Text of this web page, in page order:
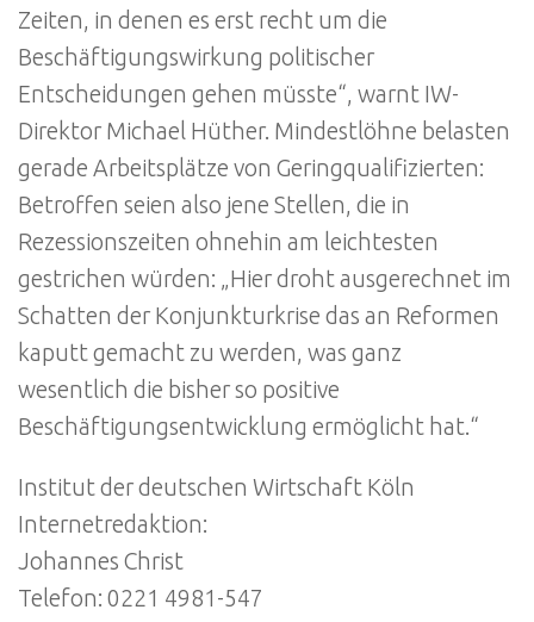
Zeiten, in denen es erst recht um die
Beschäftigungswirkung politischer
Entscheidungen gehen müsste“, warnt IW-
Direktor Michael Hüther. Mindestlöhne belasten
gerade Arbeitsplätze von Geringqualifizierten:
Betroffen seien also jene Stellen, die in
Rezessionszeiten ohnehin am leichtesten
gestrichen würden: „Hier droht ausgerechnet im
Schatten der Konjunkturkrise das an Reformen
kaputt gemacht zu werden, was ganz
wesentlich die bisher so positive
Beschäftigungsentwicklung ermöglicht hat.“
Institut der deutschen Wirtschaft Köln
Internetredaktion:
Johannes Christ
Telefon: 0221 4981-547